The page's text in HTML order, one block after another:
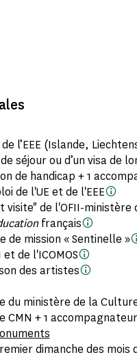
de l’EEE (Islande,
séjour ou d’un visa de
de handicap + 1
de l'UE et de l'EEE
visite" de l'OFII-ministère
français
de mission « Sentinelle »
de l'ICOMOS
des artistes
du ministère de la
CMN + 1 accompagnateur
dimanche des